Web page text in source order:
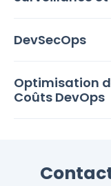
DevSecOps
Optimisation
Coûts DevOps